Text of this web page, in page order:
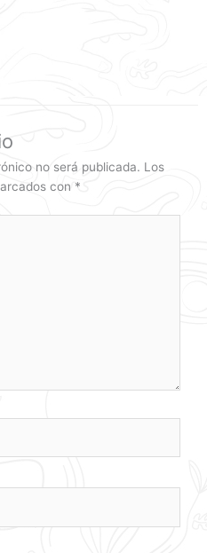
no será publicada. Los
con *